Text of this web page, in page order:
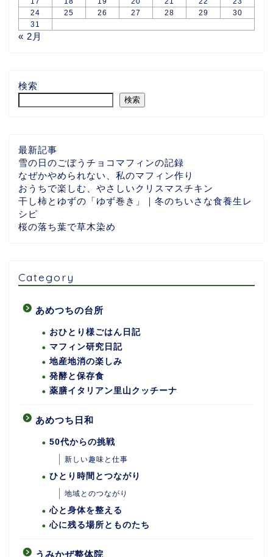
24
25 26 27 28 29
30
31
« 2月
検索
検索
最新記事
雪の日のごぼうチョコマフィンの記録
なぜかやめられない、私のマフィン作り
おうちで楽しむ、やさしいクリスマスチキン
干し柿とゆずの「ゆず巻き」｜冬のちいさな食養生レ
シピ
桜の落ち葉で草木染め
Category
あめつちの台所
おひとり様ごはん日記
マフィン研究日記
地産地消の楽しみ
発酵と保存食
薬膳イタリアン里山クッチーナ
あめつち日和
50代からの挑戦
新しい趣味と仕事
ひとり時間とつながり
地域とのつながり
心と身体を整える
心に残る場所とものたち
うみかぜ整体院